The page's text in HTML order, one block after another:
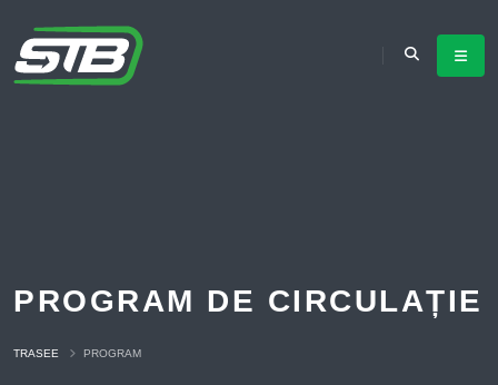
PROGRAM DE CIRCULAȚIE
TRASEE PROGRAM